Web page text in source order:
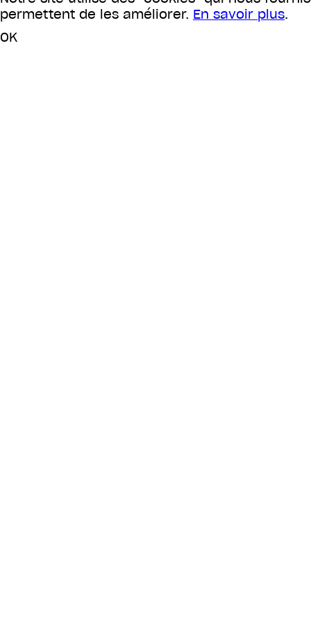
permettent de les améliorer. En savoir plus.
OK